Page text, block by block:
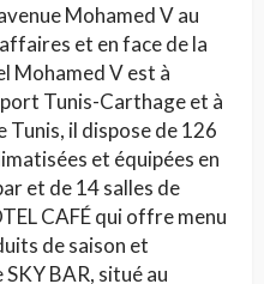
Mohamed V au
et en face de la
Mohamed V est à
Tunis-Carthage et à
il dispose de 126
et équipées en
et de 14 salles de
CAFÉ qui offre menu
de saison et
SKY BAR, situé au